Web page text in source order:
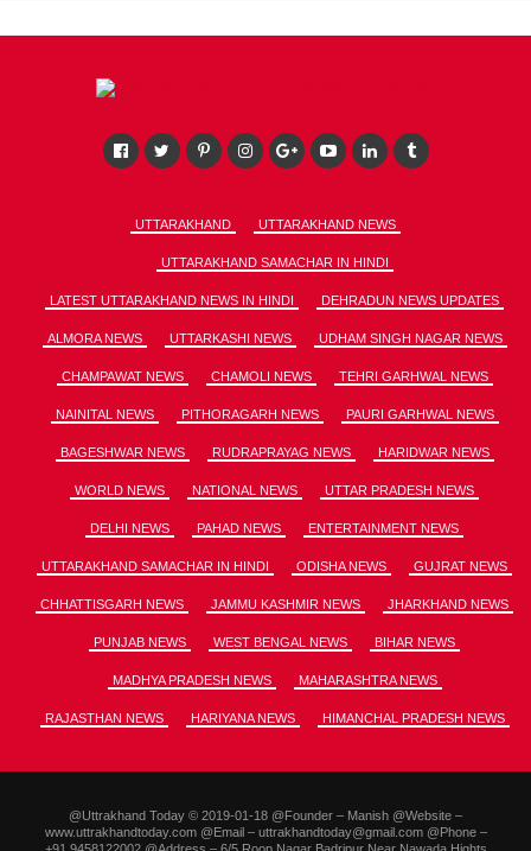
UTTARAKHAND UTTARAKHAND NEWS
UTTARAKHAND SAMACHAR IN HINDI
LATEST UTTARAKHAND NEWS IN HINDI DEHRADUN NEWS UPDATES
ALMORA NEWS UTTARKASHI NEWS UDHAM SINGH NAGAR NEWS
CHAMPAWAT NEWS CHAMOLI NEWS TEHRI GARHWAL NEWS
NAINITAL NEWS PITHORAGARH NEWS PAURI GARHWAL NEWS
BAGESHWAR NEWS RUDRAPRAYAG NEWS HARIDWAR NEWS
WORLD NEWS NATIONAL NEWS UTTAR PRADESH NEWS
DELHI NEWS PAHAD NEWS ENTERTAINMENT NEWS
UTTARAKHAND SAMACHAR IN HINDI ODISHA NEWS GUJRAT NEWS
CHHATTISGARH NEWS JAMMU KASHMIR NEWS JHARKHAND NEWS
PUNJAB NEWS WEST BENGAL NEWS BIHAR NEWS
MADHYA PRADESH NEWS MAHARASHTRA NEWS
RAJASTHAN NEWS HARIYANA NEWS HIMANCHAL PRADESH NEWS
@Uttrakhand Today © 2019-01-18 @Founder – Manish @Website –
www.uttrakhandtoday.com @Email – uttrakhandtoday@gmail.com @Phone –